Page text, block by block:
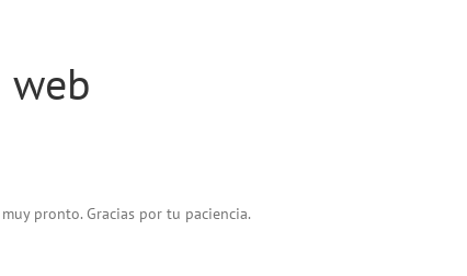
web
pronto. Gracias por tu paciencia.